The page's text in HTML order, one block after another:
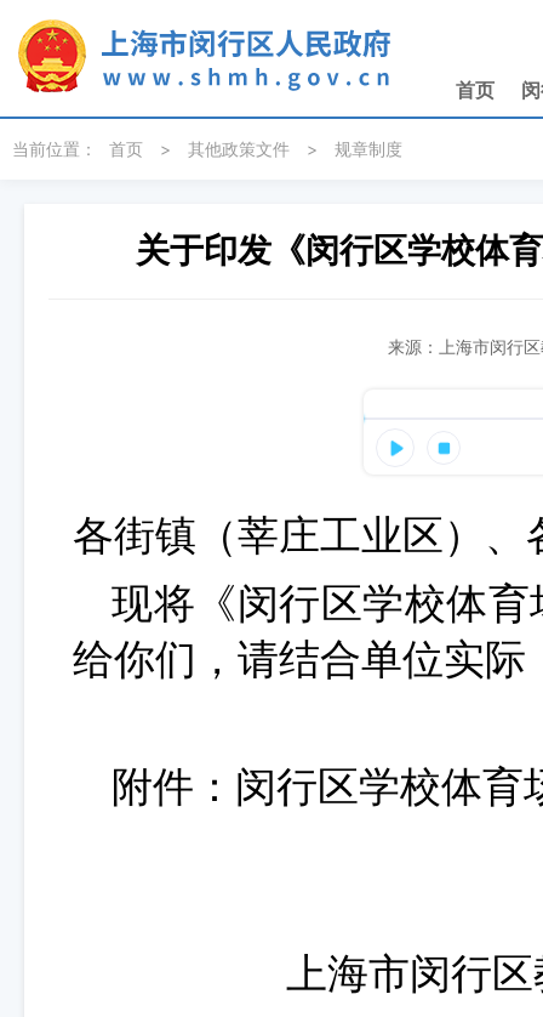
首页
当前位置： 首页 > 其他政策文件 > 规章制度
关于印发《闵行区学校体
来源：上海市闵行
各街镇（莘庄工业区）、
现将《闵行区学校体
给你们，请结合单位实际
附件：闵行区学校体
上海市闵行